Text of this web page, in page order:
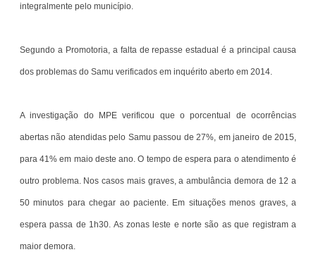
integralmente pelo município.
Segundo a Promotoria, a falta de repasse estadual é a principal causa
dos problemas do Samu verificados em inquérito aberto em 2014.
A investigação do MPE verificou que o porcentual de ocorrências
abertas não atendidas pelo Samu passou de 27%, em janeiro de 2015,
para 41% em maio deste ano. O tempo de espera para o atendimento é
outro problema. Nos casos mais graves, a ambulância demora de 12 a
50 minutos para chegar ao paciente. Em situações menos graves, a
espera passa de 1h30. As zonas leste e norte são as que registram a
maior demora.